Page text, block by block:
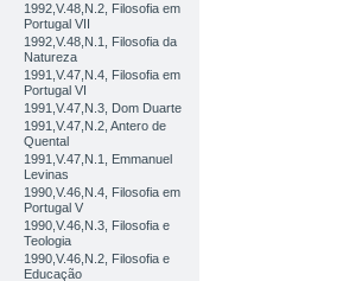
1992,V.48,N.2, Filosofia em
Portugal VII
1992,V.48,N.1, Filosofia da
Natureza
1991,V.47,N.4, Filosofia em
Portugal VI
1991,V.47,N.3, Dom Duarte
1991,V.47,N.2, Antero de
Quental
1991,V.47,N.1, Emmanuel
Levinas
1990,V.46,N.4, Filosofia em
Portugal V
1990,V.46,N.3, Filosofia e
Teologia
1990,V.46,N.2, Filosofia e
Educação